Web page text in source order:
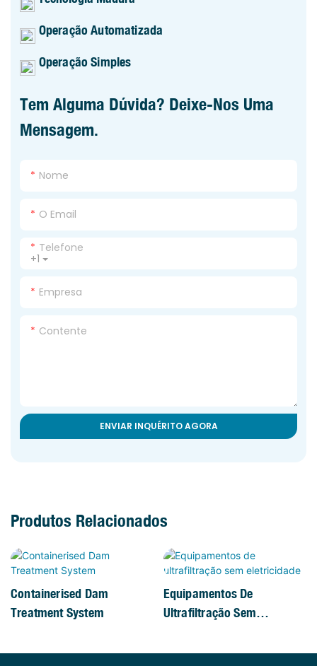
Operação Automatizada
Operação Simples
Tem Alguma Dúvida? Deixe-Nos Uma
Mensagem.
Nome
O Email
+1
Telefone
Empresa
Contente
ENVIAR INQUÉRITO AGORA
Produtos Relacionados
Containerised Dam
Treatment System
Equipamentos De
Ultrafiltração Sem